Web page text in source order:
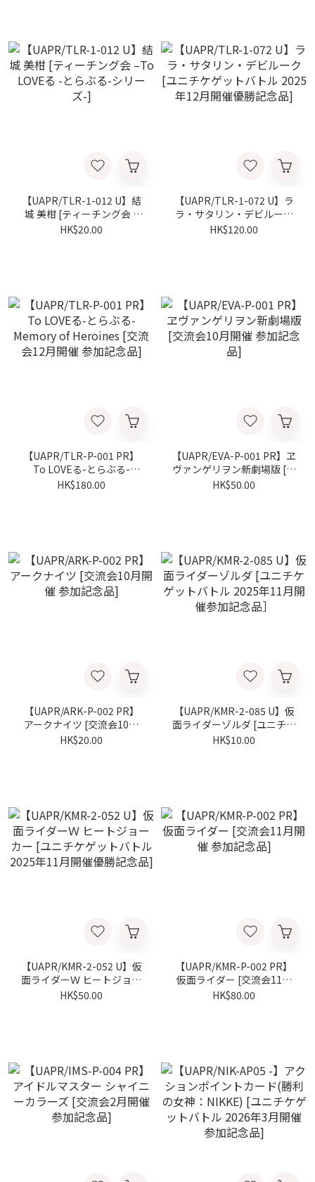
【UAPR/TLR-1-012 U】結
城 美柑 [ティーチング会 –
To LOVEる -とらぶる-シリ
HK$20.00
【UAPR/TLR-1-072 U】ラ
ラ・サタリン・デビルーク
[ユニチケゲットバトル
HK$120.00
【UAPR/TLR-P-001 PR】
To LOVEる-とらぶる-
Memory of Heroines [交流
HK$180.00
【UAPR/EVA-P-001 PR】ヱ
ヴァンゲリヲン新劇場版 [交
流会10月開催 参加記念品]
HK$50.00
【UAPR/ARK-P-002 PR】
アークナイツ [交流会10月
開催 参加記念品]
HK$20.00
【UAPR/KMR-2-085 U】仮
面ライダーゾルダ [ユニチケ
ゲットバトル 2025年11月開
HK$10.00
【UAPR/KMR-2-052 U】仮
面ライダーＷ ヒートジョー
カー [ユニチケゲットバトル
HK$50.00
【UAPR/KMR-P-002 PR】
仮面ライダー [交流会11月
開催 参加記念品]
HK$80.00